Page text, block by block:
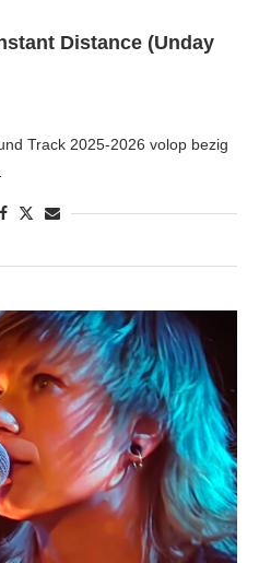
Distance (Unday
Track 2025-2026 volop bezig